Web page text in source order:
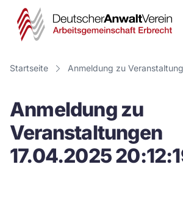
Startseite
Anmeldung zu
Veranstaltungen
17.04.2025